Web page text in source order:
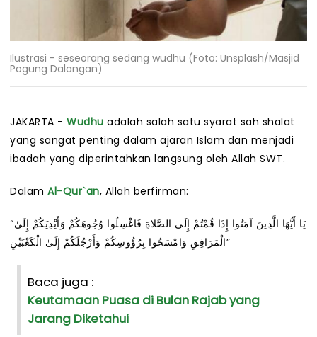
Ilustrasi - seseorang sedang wudhu (Foto: Unsplash/Masjid
Pogung Dalangan)
JAKARTA - Wudhu adalah salah satu syarat sah shalat
yang sangat penting dalam ajaran Islam dan menjadi
ibadah yang diperintahkan langsung oleh Allah SWT.
Dalam Al-Qur`an, Allah berfirman:
“يَا أَيُّهَا الَّذِينَ آمَنُوا إِذَا قُمْتُمْ إِلَىٰ الصَّلاةِ فَاغْسِلُوا وُجُوهَكُمْ وَأَيْدِيَكُمْ إِلَىٰ
الْمَرَافِقِ وَامْسَحُوا بِرُؤُوسِكُمْ وَأَرْجُلَكُمْ إِلَىٰ الْكَعْبَيْنِ”
Baca juga :
Keutamaan Puasa di Bulan Rajab yang
Jarang Diketahui